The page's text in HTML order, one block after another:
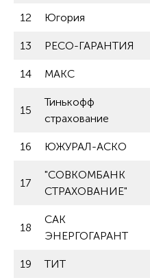
12 Югория
13 РЕСО-ГАРАНТИЯ
14 МАКС
15
Тинькофф
страхование
16 ЮЖУРАЛ-АСКО
17
"СОВКОМБАНК
СТРАХОВАНИЕ"
18
САК
ЭНЕРГОГАРАНТ
19 ТИТ